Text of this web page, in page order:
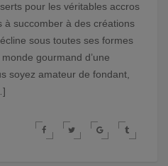
pour les véritables accros
à succomber à des créations
sous toutes ses formes
gourmand d’une
soyez amateur de fondant,